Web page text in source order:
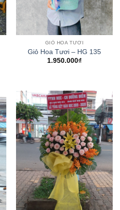
GIỎ HOA TƯƠI
Giỏ Hoa Tươi – HG 135
1.950.000₫